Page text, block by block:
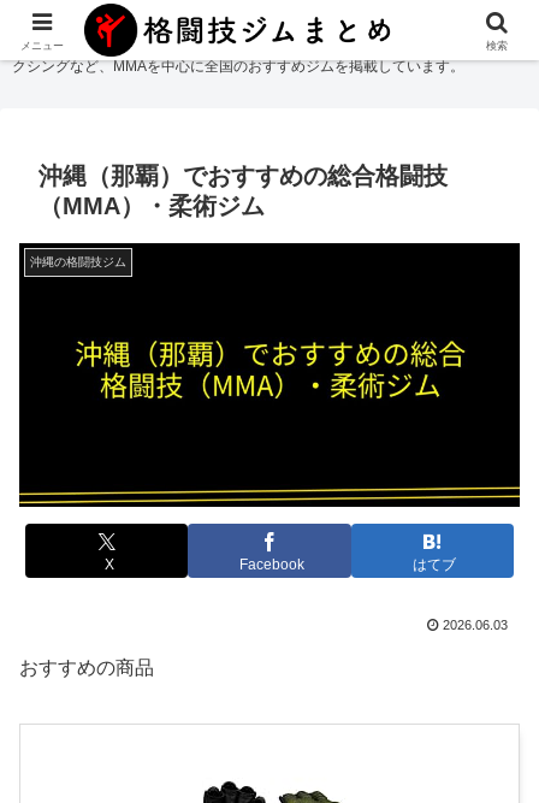
格闘技ジムまとめ
では総合格闘技・柔術・レスリング・キックボクシング・ボ
クシングなど、MMAを中心に全国のおすすめジムを掲載しています。
沖縄（那覇）でおすすめの総合格闘技
（MMA）・柔術ジム
沖縄の格闘技ジム
X Facebook はてブ
2026.06.03
おすすめの商品
メニュー 検索